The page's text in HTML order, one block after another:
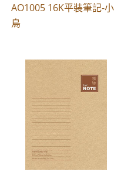
AO1005 16K平裝筆記-小
鳥